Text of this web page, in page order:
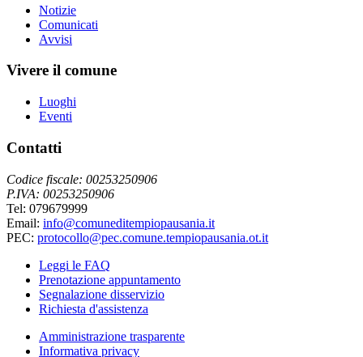
Notizie
Comunicati
Avvisi
Vivere il comune
Luoghi
Eventi
Contatti
Codice fiscale: 00253250906
P.IVA: 00253250906
Tel: 079679999
Email: info@comuneditempiopausania.it
PEC: protocollo@pec.comune.tempiopausania.ot.it
Leggi le FAQ
Prenotazione appuntamento
Segnalazione disservizio
Richiesta d'assistenza
Amministrazione trasparente
Informativa privacy